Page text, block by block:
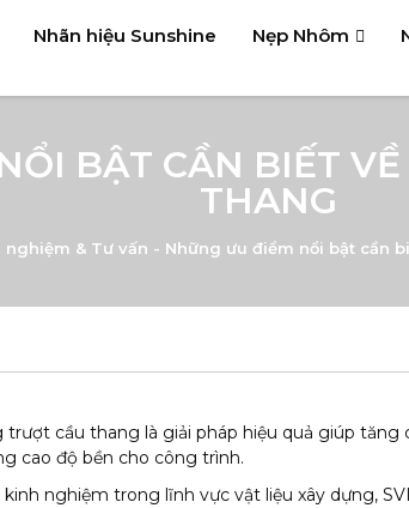
Nhãn hiệu Sunshine Nẹp Nhôm
BẬT CẦN BIẾT
THANG
nghiệm & Tư vấn - Những ưu điểm nổi bật cần
trượt cầu thang là giải pháp hiệu quả giúp tăng
cao độ bền cho công trình.
kinh nghiệm trong lĩnh vực vật liệu xây dựng,